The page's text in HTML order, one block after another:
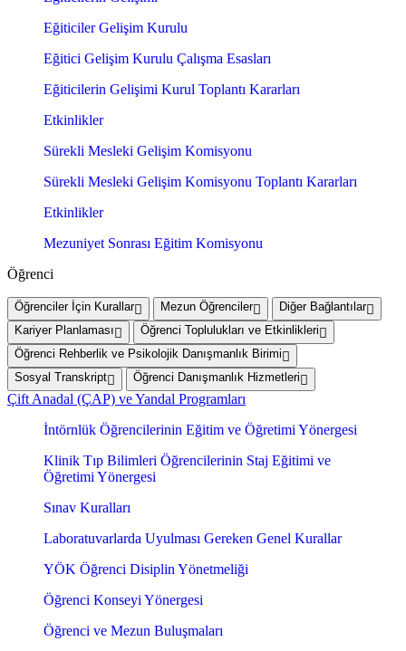
Eğiticiler Gelişim Kurulu
Eğitici Gelişim Kurulu Çalışma Esasları
Eğiticilerin Gelişimi Kurul Toplantı Kararları
Etkinlikler
Sürekli Mesleki Gelişim Komisyonu
Sürekli Mesleki Gelişim Komisyonu Toplantı Kararları
Etkinlikler
Mezuniyet Sonrası Eğitim Komisyonu
Öğrenci
Öğrenciler İçin Kurallar Mezun Öğrenciler
Diğer Bağlantılar
Kariyer Planlaması
Öğrenci Toplulukları ve Etkinlikleri
Öğrenci Rehberlik ve Psikolojik Danışmanlık Birimi
Sosyal Transkript
Öğrenci Danışmanlık Hizmetleri
Çift Anadal (ÇAP) ve Yandal Programları
İntörnlük Öğrencilerinin Eğitim ve Öğretimi Yönergesi
Klinik Tıp Bilimleri Öğrencilerinin Staj Eğitimi ve
Öğretimi Yönergesi
Sınav Kuralları
Laboratuvarlarda Uyulması Gereken Genel Kurallar
YÖK Öğrenci Disiplin Yönetmeliği
Öğrenci Konseyi Yönergesi
Öğrenci ve Mezun Buluşmaları